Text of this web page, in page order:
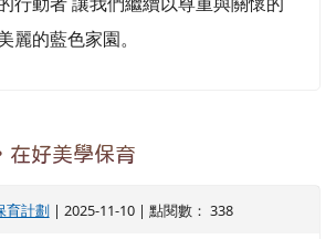
麗的藍色家園。
在好美學保育
育計劃| 2025-11-10 | 點閱數： 338